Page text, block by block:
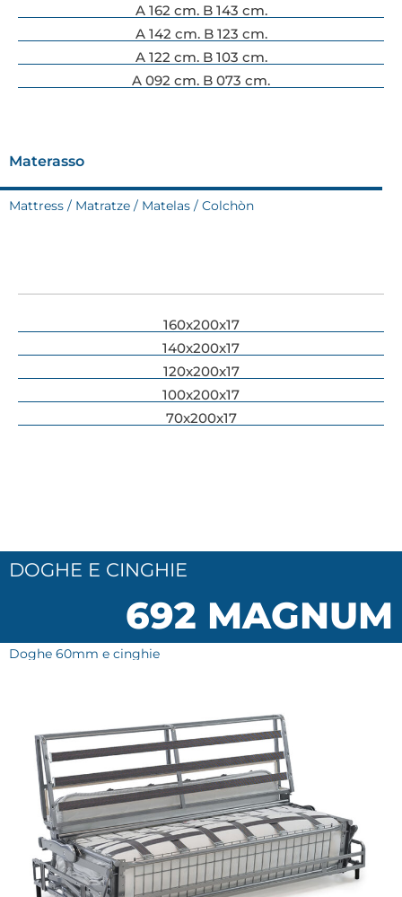
A 162 cm. B 143 cm.
A 142 cm. B 123 cm.
A 122 cm. B 103 cm.
A 092 cm. B 073 cm.
Materasso
Mattress / Matratze / Matelas / Colchòn
160x200x17
140x200x17
120x200x17
100x200x17
70x200x17
DOGHE E CINGHIE
692 MAGNUM
Doghe 60mm e cinghie